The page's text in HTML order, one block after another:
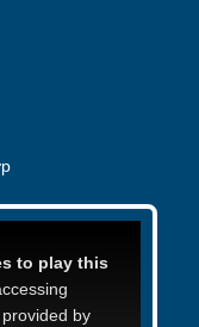
to play this
by